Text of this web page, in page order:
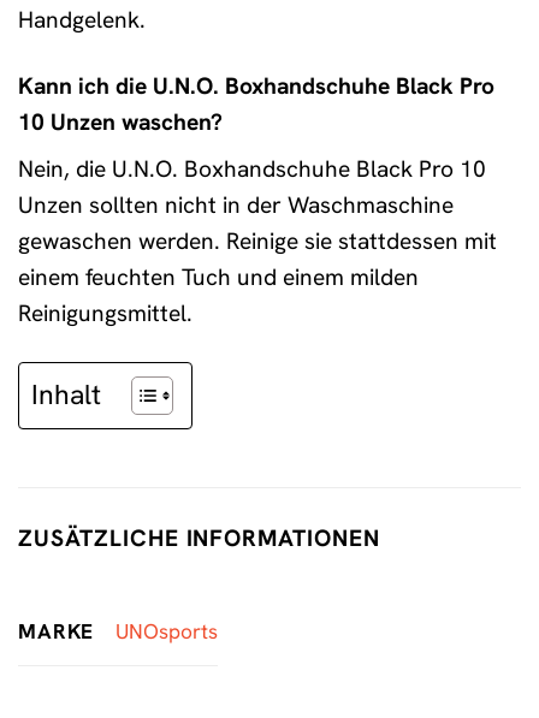
Handgelenk.
Kann ich die U.N.O. Boxhandschuhe Black Pro
10 Unzen waschen?
Nein, die U.N.O. Boxhandschuhe Black Pro 10
Unzen sollten nicht in der Waschmaschine
gewaschen werden. Reinige sie stattdessen mit
einem feuchten Tuch und einem milden
Reinigungsmittel.
Inhalt
ZUSÄTZLICHE INFORMATIONEN
MARKE UNOsports